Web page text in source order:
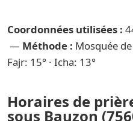
Coordonnées utilisées :
— Méthode : Mosquée
Fajr: 15° · Icha: 13°
Horaires de
sous Bauzon